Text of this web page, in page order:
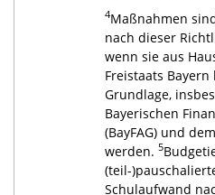
4Maßnahmen
nach dieser
wenn sie aus
Freistaats
Grundlage,
Bayerischen
(BayFAG) und
werden. 5
(teil-
Schulaufwand